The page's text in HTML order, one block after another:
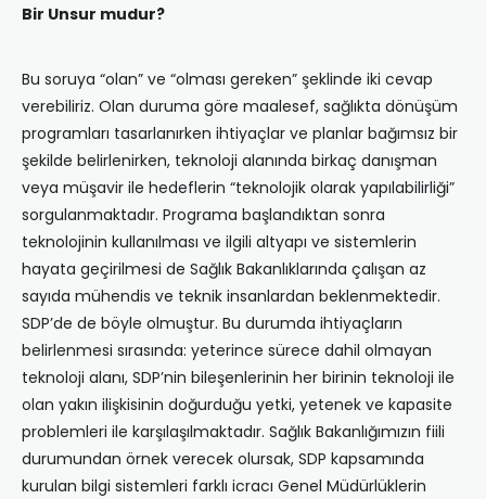
Bir Unsur mudur?
Bu soruya “olan” ve “olması gereken” şeklinde iki cevap
verebiliriz. Olan duruma göre maalesef, sağlıkta dönüşüm
programları tasarlanırken ihtiyaçlar ve planlar bağımsız bir
şekilde belirlenirken, teknoloji alanında birkaç danışman
veya müşavir ile hedeflerin “teknolojik olarak yapılabilirliği”
sorgulanmaktadır. Programa başlandıktan sonra
teknolojinin kullanılması ve ilgili altyapı ve sistemlerin
hayata geçirilmesi de Sağlık Bakanlıklarında çalışan az
sayıda mühendis ve teknik insanlardan beklenmektedir.
SDP’de de böyle olmuştur. Bu durumda ihtiyaçların
belirlenmesi sırasında: yeterince sürece dahil olmayan
teknoloji alanı, SDP’nin bileşenlerinin her birinin teknoloji ile
olan yakın ilişkisinin doğurduğu yetki, yetenek ve kapasite
problemleri ile karşılaşılmaktadır. Sağlık Bakanlığımızın fiili
durumundan örnek verecek olursak, SDP kapsamında
kurulan bilgi sistemleri farklı icracı Genel Müdürlüklerin